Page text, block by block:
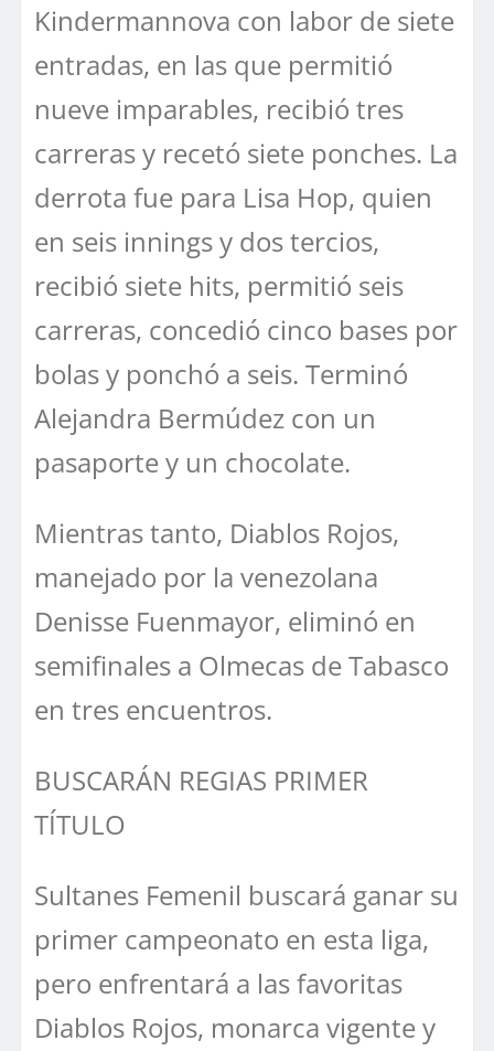
Kindermannova con labor de siete
entradas, en las que permitió
nueve imparables, recibió tres
carreras y recetó siete ponches. La
derrota fue para Lisa Hop, quien
en seis innings y dos tercios,
recibió siete hits, permitió seis
carreras, concedió cinco bases por
bolas y ponchó a seis. Terminó
Alejandra Bermúdez con un
pasaporte y un chocolate.
Mientras tanto, Diablos Rojos,
manejado por la venezolana
Denisse Fuenmayor, eliminó en
semifinales a Olmecas de Tabasco
en tres encuentros.
BUSCARÁN REGIAS PRIMER
TÍTULO
Sultanes Femenil buscará ganar su
primer campeonato en esta liga,
pero enfrentará a las favoritas
Diablos Rojos, monarca vigente y